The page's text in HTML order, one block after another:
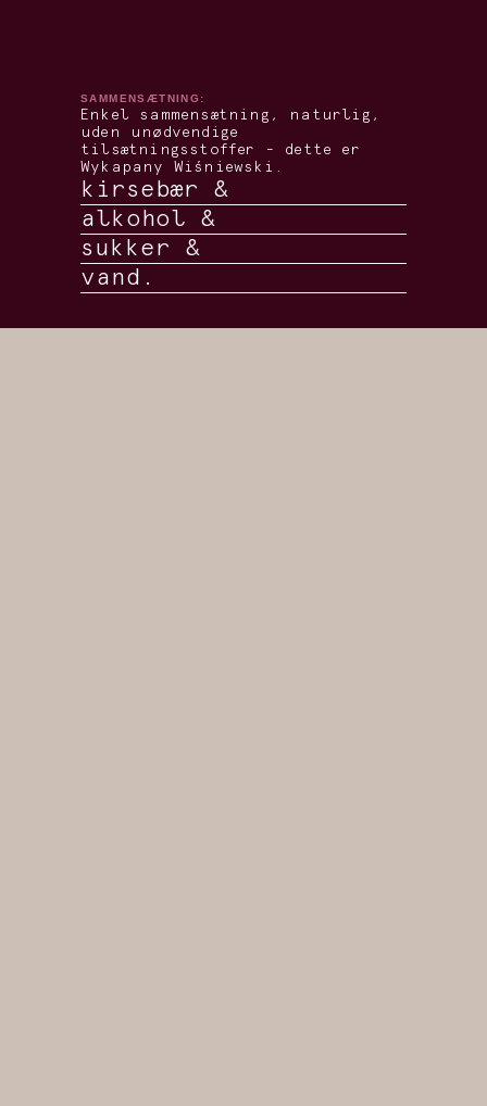
SAMMENSÆTNING:
Enkel sammensætning, naturlig,
uden unødvendige
tilsætningsstoffer - dette er
Wykapany Wiśniewski.
kirsebær &
alkohol &
sukker &
vand.